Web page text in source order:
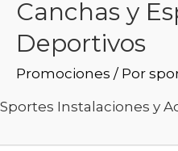
Canchas y
Deportivos
Promociones / Por
Sportes Instalaciones y